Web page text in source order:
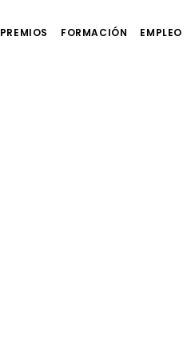
PREMIOS FORMACIÓN EMPLEO